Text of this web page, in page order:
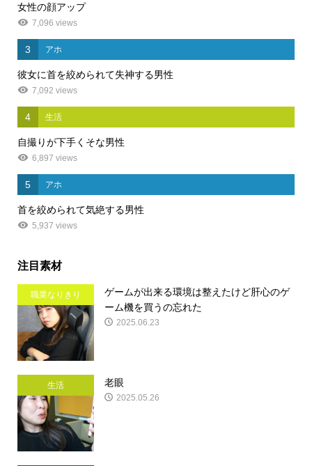
女性の顔アップ
7,096 views
3 アホ
彼女に首を絞められて失神する男性
7,092 views
4 生活
自撮りが下手くそな男性
6,897 views
5 アホ
首を絞められて気絶する男性
5,937 views
注目素材
職業なりきり
ゲームが出来る環境は整えたけど肝心のゲ
ーム機を買うの忘れた
2025.06.23
生活 老眼
2025.05.26